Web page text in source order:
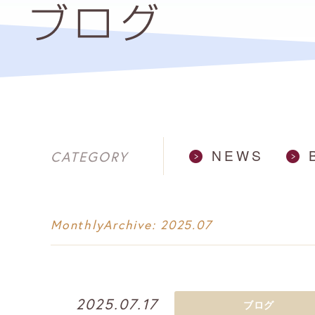
CATEGORY NEWS
MonthlyArchive: 2025.07
2025.07.17 ブログ